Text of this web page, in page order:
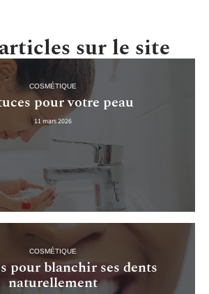
sur le site
COSMÉTIQUE
pour votre peau
11 mars 2026
COSMÉTIQUE
pour blanchir ses dents
naturellement